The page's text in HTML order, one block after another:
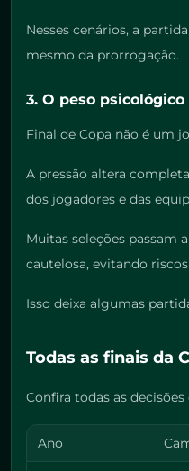
Nesses cenários, a
mesmo da prorrogação.
3. O peso
Final de Copa não é um
A pressão altera
dos jogadores e das
Muitas seleções passam
cautelosa, evitando riscos
Isso deixa algumas
Todas as finais da
Confira todas as
Ano